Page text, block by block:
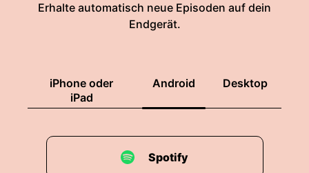
Erhalte automatisch neue Episoden auf dein
Endgerät.
iPhone oder
iPad
Android Desktop
Spotify